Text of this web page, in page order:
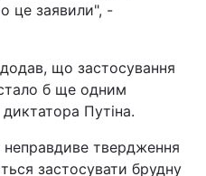
це заявили", -
що застосування
б ще одним
Путіна.
твердження
застосувати брудну